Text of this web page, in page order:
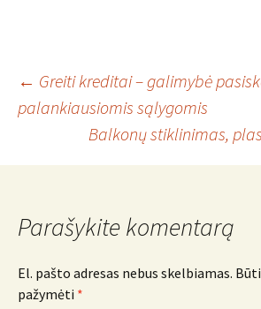
Įrašo
navigacija
← Greiti kreditai – galimybė
palankiausiomis sąlygomis
Balkonų stiklinimas,
Parašykite komentarą
El. pašto adresas nebus skelbiamas.
pažymėti *